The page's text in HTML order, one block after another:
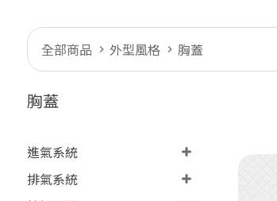
全部商品 外型風格 胸蓋
胸蓋
進氣系統
排氣系統